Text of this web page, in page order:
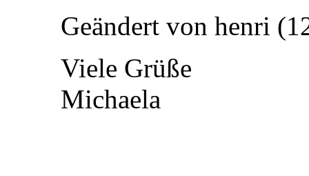
Geändert von henri
Viele Grüße
Michaela